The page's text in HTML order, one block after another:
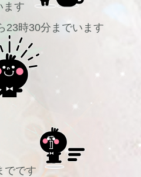
ます
23時30分までいます
でです